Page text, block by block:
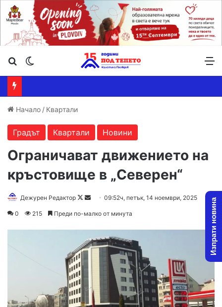
Търсене ...
Начало / Квартали
Градът Квартали Новини
Ограничават движението на
кръстовище в „Северен“
Дежурен Редактор
Follow
Send09:52ч, петък, 14 ноември, 2025
0 215 Преди по-малко от минута Изпрати новина